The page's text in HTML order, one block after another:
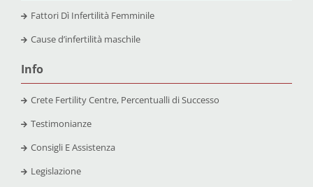
Fattori Dì Infertilità Femminile
Cause d’infertilità maschile
Info
Crete Fertility Centre, Percentualli di Successo
Testimonianze
Consigli E Assistenza
Legislazione